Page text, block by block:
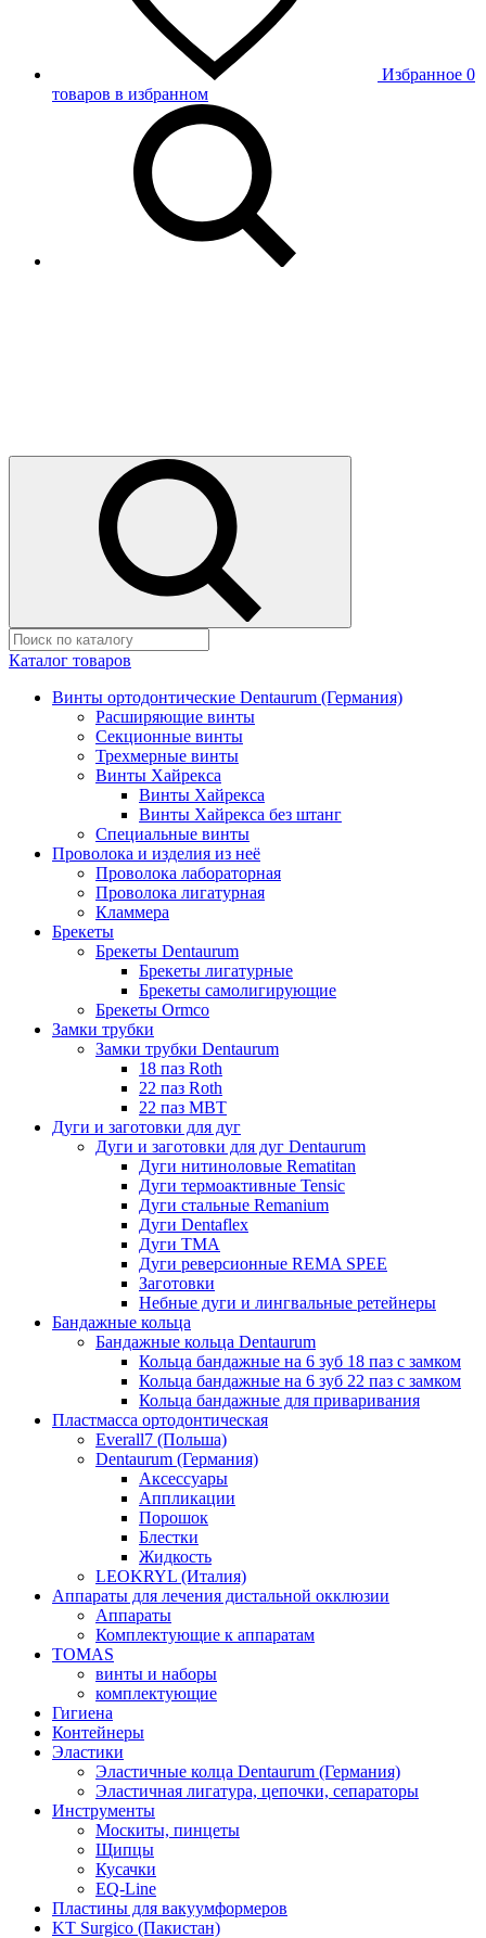
Избранное 0
товаров в избранном
Каталог товаров
Винты ортодонтические Dentaurum (Германия)
Расширяющие винты
Секционные винты
Трехмерные винты
Винты Хайрекса
Винты Хайрекса
Винты Хайрекса без штанг
Специальные винты
Проволока и изделия из неё
Проволока лабораторная
Проволока лигатурная
Кламмера
Брекеты
Брекеты Dentaurum
Брекеты лигатурные
Брекеты самолигирующие
Брекеты Ormco
Замки трубки
Замки трубки Dentaurum
18 паз Roth
22 паз Roth
22 паз МВТ
Дуги и заготовки для дуг
Дуги и заготовки для дуг Dentaurum
Дуги нитиноловые Rematitan
Дуги термоактивные Tensic
Дуги стальные Remanium
Дуги Dentaflex
Дуги ТМА
Дуги реверсионные REMA SPEE
Заготовки
Небные дуги и лингвальные ретейнеры
Бандажные кольца
Бандажные кольца Dentaurum
Кольца бандажные на 6 зуб 18 паз с замком
Кольца бандажные на 6 зуб 22 паз с замком
Кольца бандажные для приваривания
Пластмасса ортодонтическая
Everall7 (Польша)
Dentaurum (Германия)
Аксессуары
Аппликации
Порошок
Блестки
Жидкость
LEOKRYL (Италия)
Аппараты для лечения дистальной окклюзии
Аппараты
Комплектующие к аппаратам
TOMAS
винты и наборы
комплектующие
Гигиена
Контейнеры
Эластики
Эластичные колца Dentaurum (Германия)
Эластичная лигатура, цепочки, сепараторы
Инструменты
Москиты, пинцеты
Щипцы
Кусачки
EQ-Line
Пластины для вакуумформеров
KT Surgico (Пакистан)